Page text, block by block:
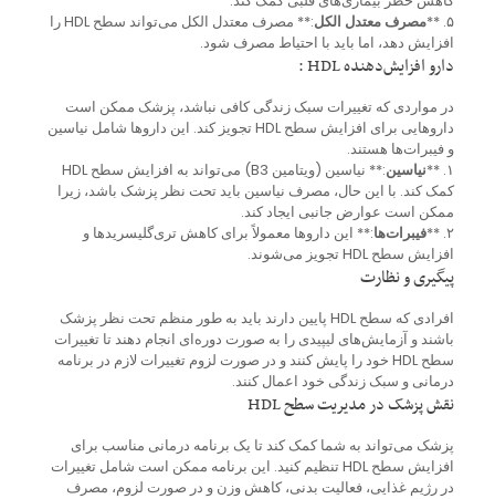
۵. **
مصرف معتدل الکل
:** مصرف معتدل الکل می‌تواند سطح HDL را
افزایش دهد، اما باید با احتیاط مصرف شود.
دارو افزایش‌دهنده HDL :
در مواردی که تغییرات سبک زندگی کافی نباشد، پزشک ممکن است
داروهایی برای افزایش سطح HDL تجویز کند. این داروها شامل نیاسین
و فیبرات‌ها هستند.
۱. **
نیاسین
:** نیاسین (ویتامین B3) می‌تواند به افزایش سطح HDL
کمک کند. با این حال، مصرف نیاسین باید تحت نظر پزشک باشد، زیرا
ممکن است عوارض جانبی ایجاد کند.
۲. **
فیبرات‌ها:** این داروها معمولاً برای کاهش تری‌گلیسریدها و
افزایش سطح HDL تجویز می‌شوند.
پیگیری و نظارت
افرادی که سطح HDL پایین دارند باید به طور منظم تحت نظر پزشک
باشند و آزمایش‌های لیپیدی را به صورت دوره‌ای انجام دهند تا تغییرات
سطح HDL خود را پایش کنند و در صورت لزوم تغییرات لازم در برنامه
درمانی و سبک زندگی خود اعمال کنند.
نقش پزشک در مدیریت سطح HDL
پزشک می‌تواند به شما کمک کند تا یک برنامه درمانی مناسب برای
افزایش سطح HDL تنظیم کنید. این برنامه ممکن است شامل تغییرات
در رژیم غذایی، فعالیت بدنی، کاهش وزن و در صورت لزوم، مصرف